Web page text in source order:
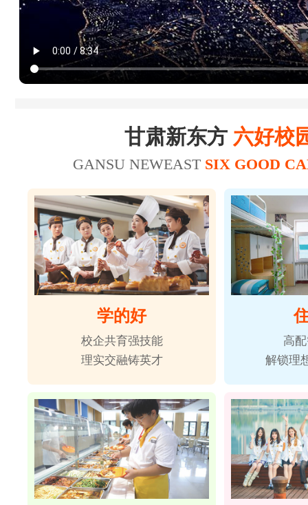
17 20 美容师
张*禄 19 22
张*辉 16 19 美发师
18 21 美容师
甘肃新东方 六好校
GANSU NEWEASTSIX GOOD
学的好
校企共育强技能
理实交融铸英才
高
解锁理